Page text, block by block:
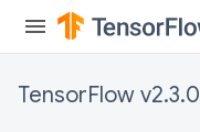
TensorFlow v2.3.0